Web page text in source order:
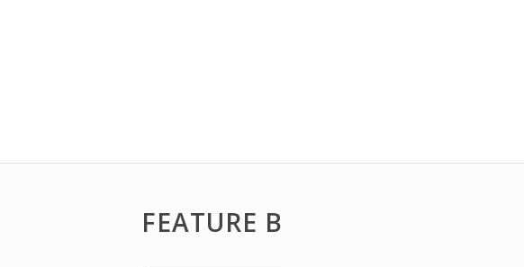
FEATURE B